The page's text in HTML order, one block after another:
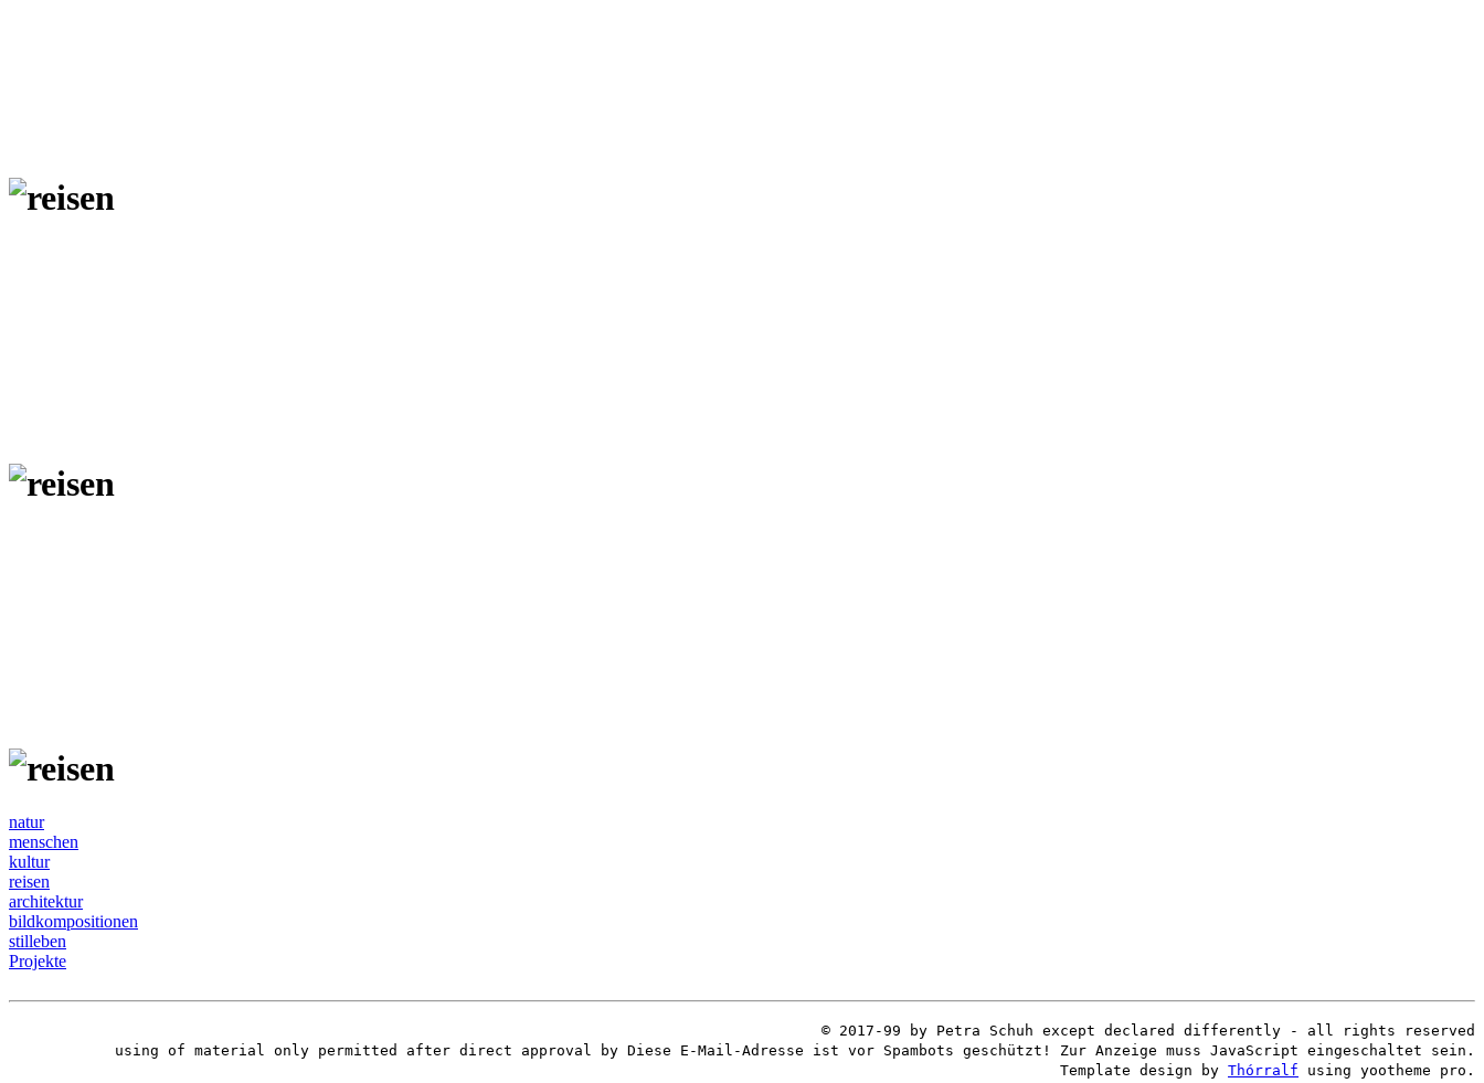
natur
menschen
kultur
reisen
architektur
bildkompositionen
stilleben
Projekte
© 2017-99 by Petra Schuh except declared differently - all rights reserved
using of material only permitted after direct approval by Diese E-Mail-Adresse ist vor Spambots geschützt! Zur Anzeige muss JavaScript eingeschaltet sein.
Template design by Thórralf using yootheme pro.